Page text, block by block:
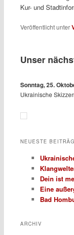
Kur- und
Veröffentlicht unter
Unser
Sonntag, 25.
Ukrainische Skizzen
NEUESTE
Dein ist
Eine
Bad
ARCHIV